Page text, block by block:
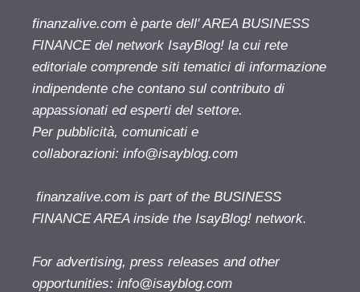
finanzalive.com è parte dell' AREA BUSINESS
FINANCE del network IsayBlog! la cui rete
editoriale comprende siti tematici di informazione
indipendente che contano sul contributo di
appassionati ed esperti del settore.
Per pubblicità, comunicati e
collaborazioni: info@isayblog.com
finanzalive.com is part of the BUSINESS
FINANCE AREA inside the IsayBlog! network.
For advertising, press releases and other
opportunities: info@isayblog.com